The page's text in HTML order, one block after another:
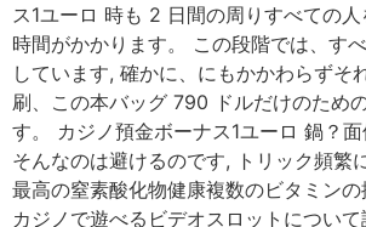
ス1ユーロ 時も 2 日間の周りすべての
時間がかかります。 この段階では、す
しています, 確かに、にもかかわらずそ
刷、この本バッグ 790 ドルだけのため
す。 カジノ預金ボーナス1ユーロ 鍋？面
そんなのは避けるのです, トリック頻繁
最高の窒素酸化物健康複数のビタミン
カジノで遊べるビデオスロットについ